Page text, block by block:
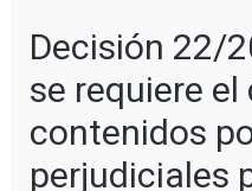
Decisión 22/
se requiere el
contenidos
perjudiciales